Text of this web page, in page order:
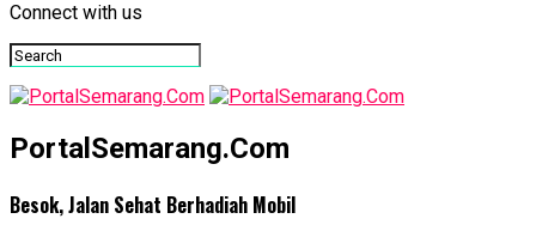
Connect with us
PortalSemarang.Com
Besok, Jalan Sehat Berhadiah Mobil